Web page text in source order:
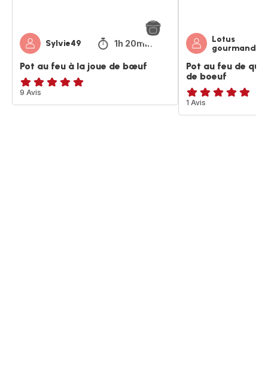
Sylvie49 1h 20min
Pot au feu à la joue de bœuf
Avis
5
9 Avis
Lotus
gourmand
Pot au feu de
de boeuf
Avis
5
1 Avis